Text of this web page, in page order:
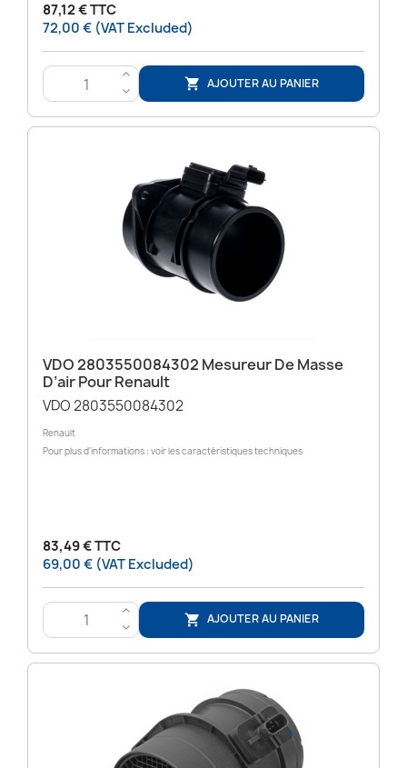
87,12 € TTC
72,00 € (VAT Excluded)
>
<
 AJOUTER AU PANIER
VDO 2803550084302 Mesureur De Masse
D’air Pour Renault
VDO 2803550084302
Renault
Pour plus d'informations : voir les caractéristiques techniques
83,49 € TTC
69,00 € (VAT Excluded)
>
<
 AJOUTER AU PANIER